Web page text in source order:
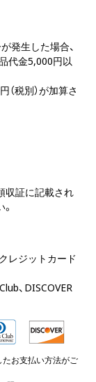
発生した場合、
代金5,000円以
税別）が加算さ
収証に記載され
レジットカード
、DISCOVER
たお支払い方法がご